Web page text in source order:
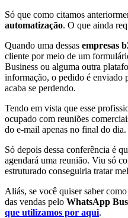
Só que como citamos
automatização. O que ainda
Quando uma dessas empresas
cliente por meio de um
Business ou alguma outra
informação, o pedido é enviado
acaba se perdendo.
Tendo em vista que esse
ocupado com reuniões
do e-mail apenas no final do dia.
Só depois dessa conferência é
agendará uma reunião. Viu só
estruturado conseguiria tratar
Aliás, se você quiser saber
das vendas pelo WhatsApp
que utilizamos por aqui.